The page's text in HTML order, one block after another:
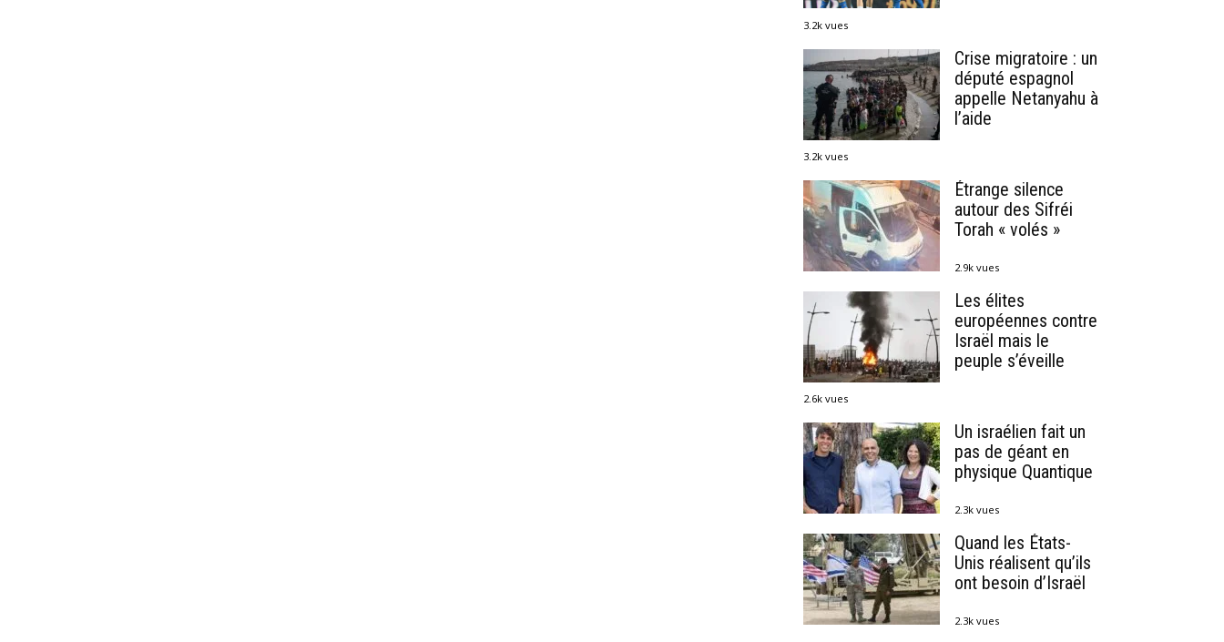
3.2k vues
Crise migratoire : un
député espagnol
appelle Netanyahu à
l’aide
3.2k vues
Étrange silence
autour des Sifréi
Torah « volés »
2.9k vues
Les élites
européennes contre
Israël mais le
peuple s’éveille
2.6k vues
Un israélien fait un
pas de géant en
physique Quantique
2.3k vues
Quand les États-
Unis réalisent qu’ils
ont besoin d’Israël
2.3k vues